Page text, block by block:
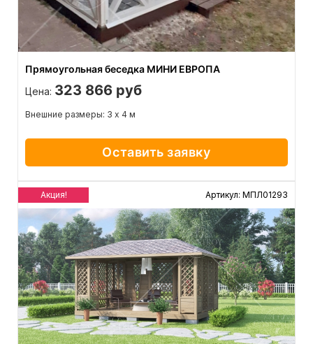
Прямоугольная беседка МИНИ ЕВРОПА
Цена: 323 866 руб
Внешние размеры: 3 х 4 м
Оставить заявку
Акция! Артикул: МПЛ01293